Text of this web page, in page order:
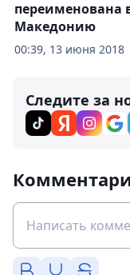
00:39, 13 июня 2018
переименована
Македонию
Следите за